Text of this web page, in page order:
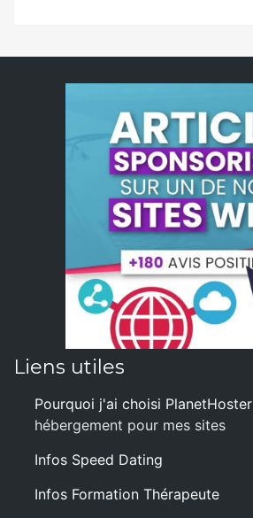
Liens utiles
Pourquoi j'ai choisi PlanetHoster
hébergement pour mes sites
Infos Speed Dating
Infos Formation Thérapeute